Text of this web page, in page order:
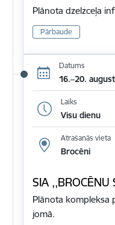
Plānota dzelzceļa
Pārbaude
Datums
16.–20.
Laiks
Visu dienu
Atrašanās vieta
Brocēni
SIA ,,BROCĒNU
Plānota kompleksa
jomā.